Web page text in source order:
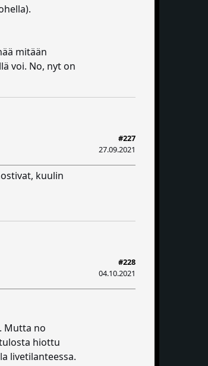
mitään
voi. No, nyt on
#227
27.09.2021
kuulin
#228
04.10.2021
Mutta no
hiottu
livetilanteessa.